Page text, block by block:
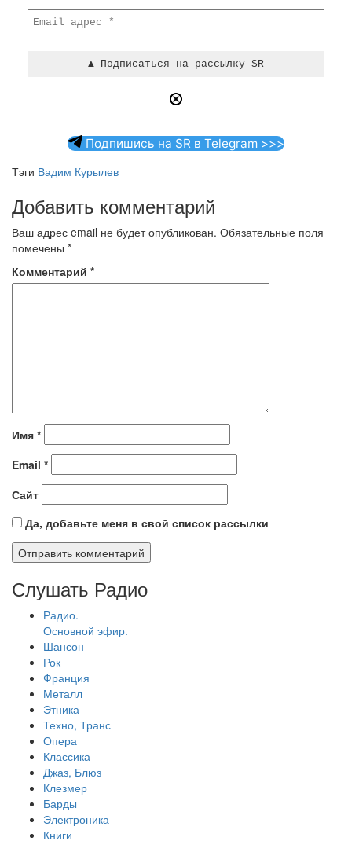
Подпишись на SR в Telegram >>>
Тэги Вадим Курылев
Добавить комментарий
Ваш адрес email не будет опубликован. Обязательные поля
помечены *
Комментарий *
Имя *
Email *
Сайт
Да, добавьте меня в свой список рассылки
Слушать Радио
Радио.
Основной эфир.
Шансон
Рок
Франция
Металл
Этника
Техно, Транс
Опера
Классика
Джаз, Блюз
Клезмер
Барды
Электроника
Книги